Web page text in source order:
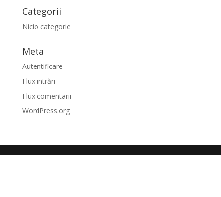
Categorii
Nicio categorie
Meta
Autentificare
Flux intrări
Flux comentarii
WordPress.org